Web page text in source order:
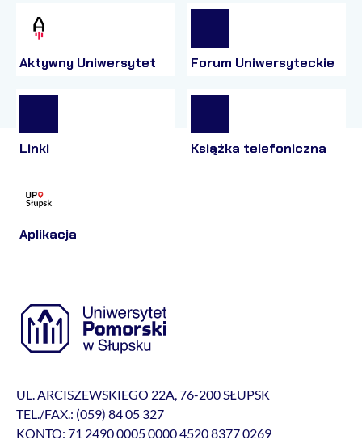
Aktywny Uniwersytet Forum Uniwersyteckie
Linki Książka telefoniczna
Aplikacja
UL. ARCISZEWSKIEGO 22A, 76-200 SŁUPSK
TEL./FAX.: (059) 84 05 327
KONTO: 71 2490 0005 0000 4520 8377 0269